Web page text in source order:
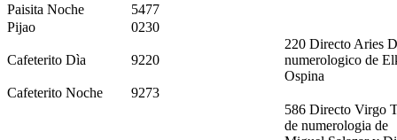
Paisita Noche
5477
Pijao
0230
Cafeterito Dìa 9220
220 Directo Aries
numerologico de
Ospina
Cafeterito Noche
9273
586 Directo Virgo
de numerologia de